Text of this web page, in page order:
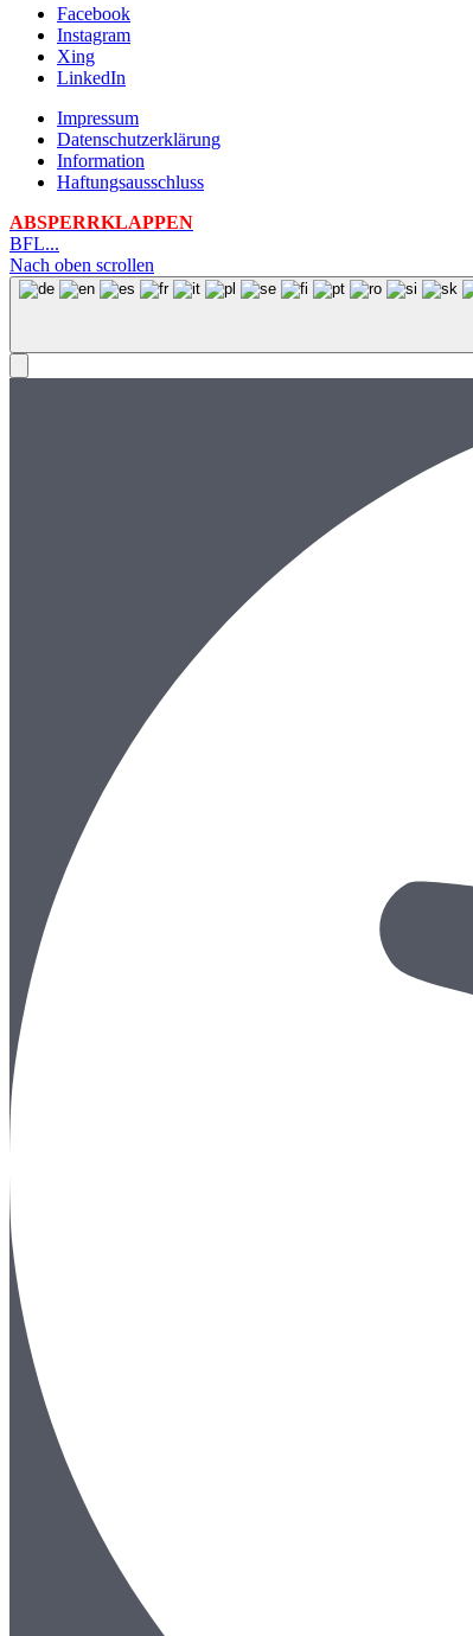
Facebook
Instagram
Xing
LinkedIn
Impressum
Datenschutzerklärung
Information
Haftungsausschluss
ABSPERRKLAPPEN
BFL...
Nach oben scrollen